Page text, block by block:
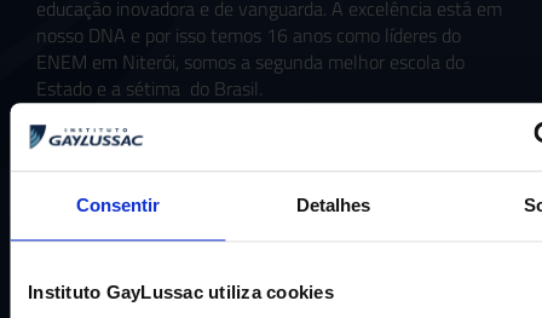
Consentir Detalhes
Instituto GayLussac utiliza cookies
educação inovadora e de vanguarda. A excelência está em
nosso DNA e por isso temos 16 anos como líderes do
ENEM em Niterói, somos a segunda melhor escola do
Estado e a sétima do Brasil.